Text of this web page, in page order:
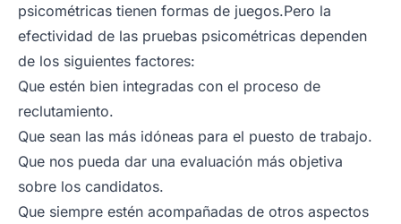
psicométricas tienen formas de juegos.Pero la
efectividad de las pruebas psicométricas dependen
de los siguientes factores:
Que estén bien integradas con el proceso de
reclutamiento.
Que sean las más idóneas para el puesto de trabajo.
Que nos pueda dar una evaluación más objetiva
sobre los candidatos.
Que siempre estén acompañadas de otros aspectos